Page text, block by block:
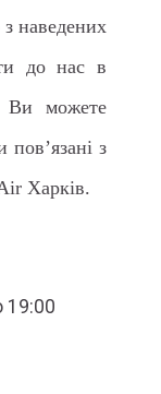
наведених
до нас в
Ви можете
з
Харків.
19:00